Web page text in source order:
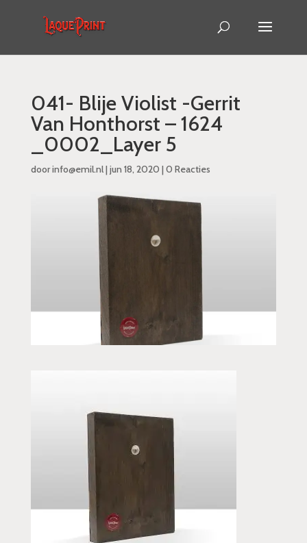
041- Blije Violist -Gerrit
Van Honthorst – 1624
_0002_Layer 5
doorinfo@emil.nl| jun 18, 2020 | 0 Reacties